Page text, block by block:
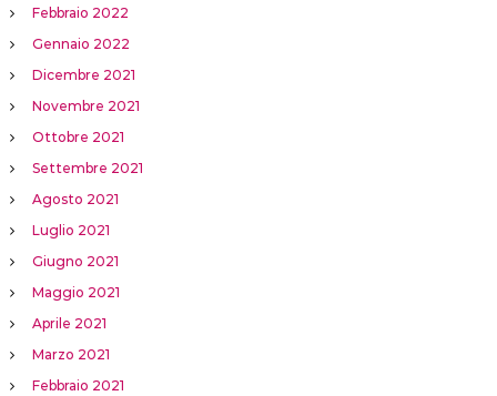
Febbraio 2022
Gennaio 2022
Dicembre 2021
Novembre 2021
Ottobre 2021
Settembre 2021
Agosto 2021
Luglio 2021
Giugno 2021
Maggio 2021
Aprile 2021
Marzo 2021
Febbraio 2021